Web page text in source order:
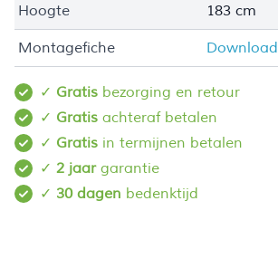
Hoogte 183 cm
Montagefiche Download
✓ Gratis bezorging en retour
✓ Gratis achteraf betalen
✓ Gratis in termijnen betalen
✓ 2 jaargarantie
✓ 30 dagen bedenktijd